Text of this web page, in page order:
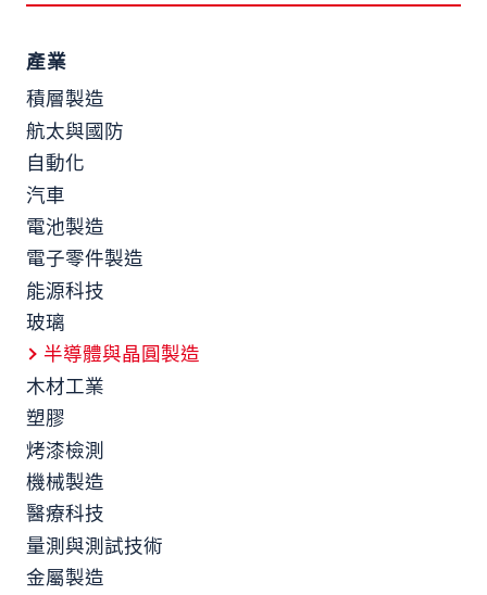
產業
積層製造
航太與國防
自動化
汽車
電池製造
電子零件製造
能源科技
玻璃
半導體與晶圓製造
木材工業
塑膠
烤漆檢測
機械製造
醫療科技
量測與測試技術
金屬製造